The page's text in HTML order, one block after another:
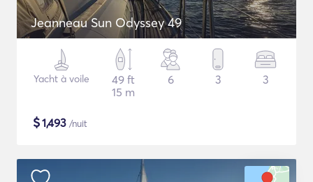
Jeanneau Sun Odyssey 49
Yacht à voile
49 ft
15 m
6 3 3
$1,493 /nuit